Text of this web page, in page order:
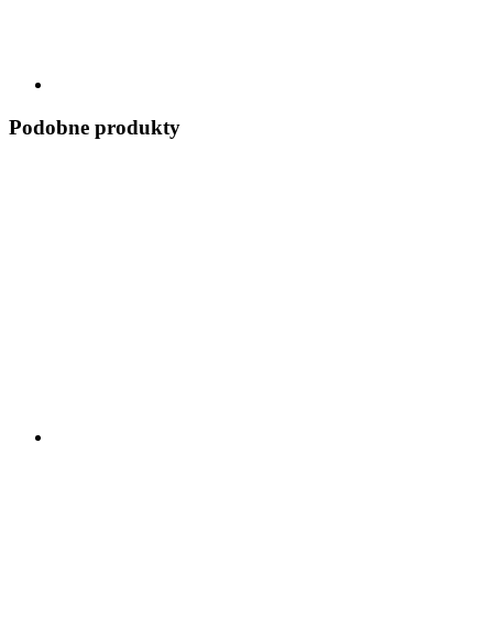
Podobne produkty